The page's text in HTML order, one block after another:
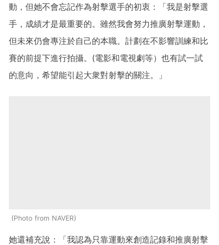
動，但她不會忘記作為射擊選手的初衷：「我是射擊選
手，成績才是最重要的。雖然我會努力推廣射擊運動，
但未來仍會專注於自己的本職。計劃在不影響訓練和比
賽的前提下進行拍攝。(電影和電視劇等）也有試一試
的意向，希望能引起大衆對射擊的關注。」
Photo from NAVER
她還補充說：「我認為只靠運動來創造記錄和推廣射擊